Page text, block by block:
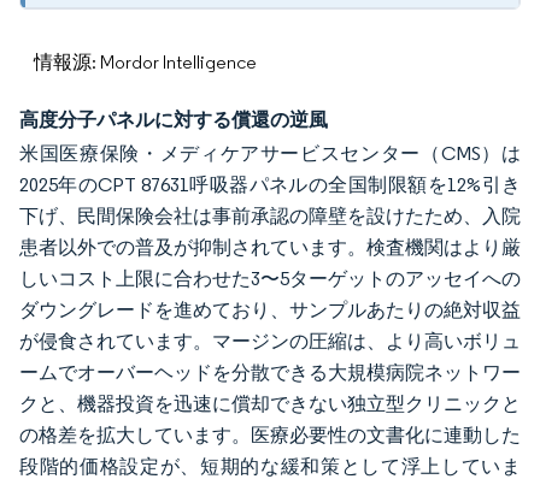
情報源: Mordor Intelligence
高度分子パネルに対する償還の逆風
米国医療保険・メディケアサービスセンター（CMS）は
2025年のCPT 87631呼吸器パネルの全国制限額を12%引き
下げ、民間保険会社は事前承認の障壁を設けたため、入院
患者以外での普及が抑制されています。検査機関はより厳
しいコスト上限に合わせた3〜5ターゲットのアッセイへの
ダウングレードを進めており、サンプルあたりの絶対収益
が侵食されています。マージンの圧縮は、より高いボリュ
ームでオーバーヘッドを分散できる大規模病院ネットワー
クと、機器投資を迅速に償却できない独立型クリニックと
の格差を拡大しています。医療必要性の文書化に連動した
段階的価格設定が、短期的な緩和策として浮上していま